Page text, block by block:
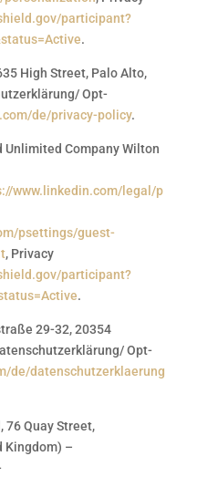
participant?
.
High Street, Palo Alto,
Opt-
de/privacy-policy.
Company Wilton
www.linkedin.com/legal/p
psettings/guest-
, Privacy
participant?
.
29-32, 20354
Opt-
de/datenschutzerklaerung
76 Quay Street,
Kingdom) –